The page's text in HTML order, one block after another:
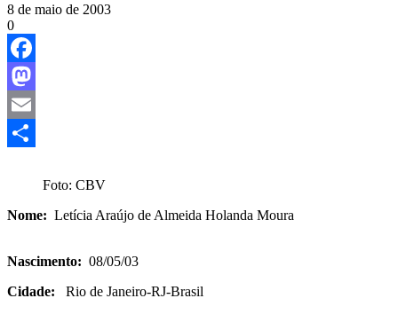
8 de maio de 2003
0
Facebook
Mastodon
Email
Foto: CBV
Nome: Letícia Araújo de Almeida Holanda Moura
Nascimento: 08/05/03
Cidade: Rio de Janeiro-RJ-Brasil